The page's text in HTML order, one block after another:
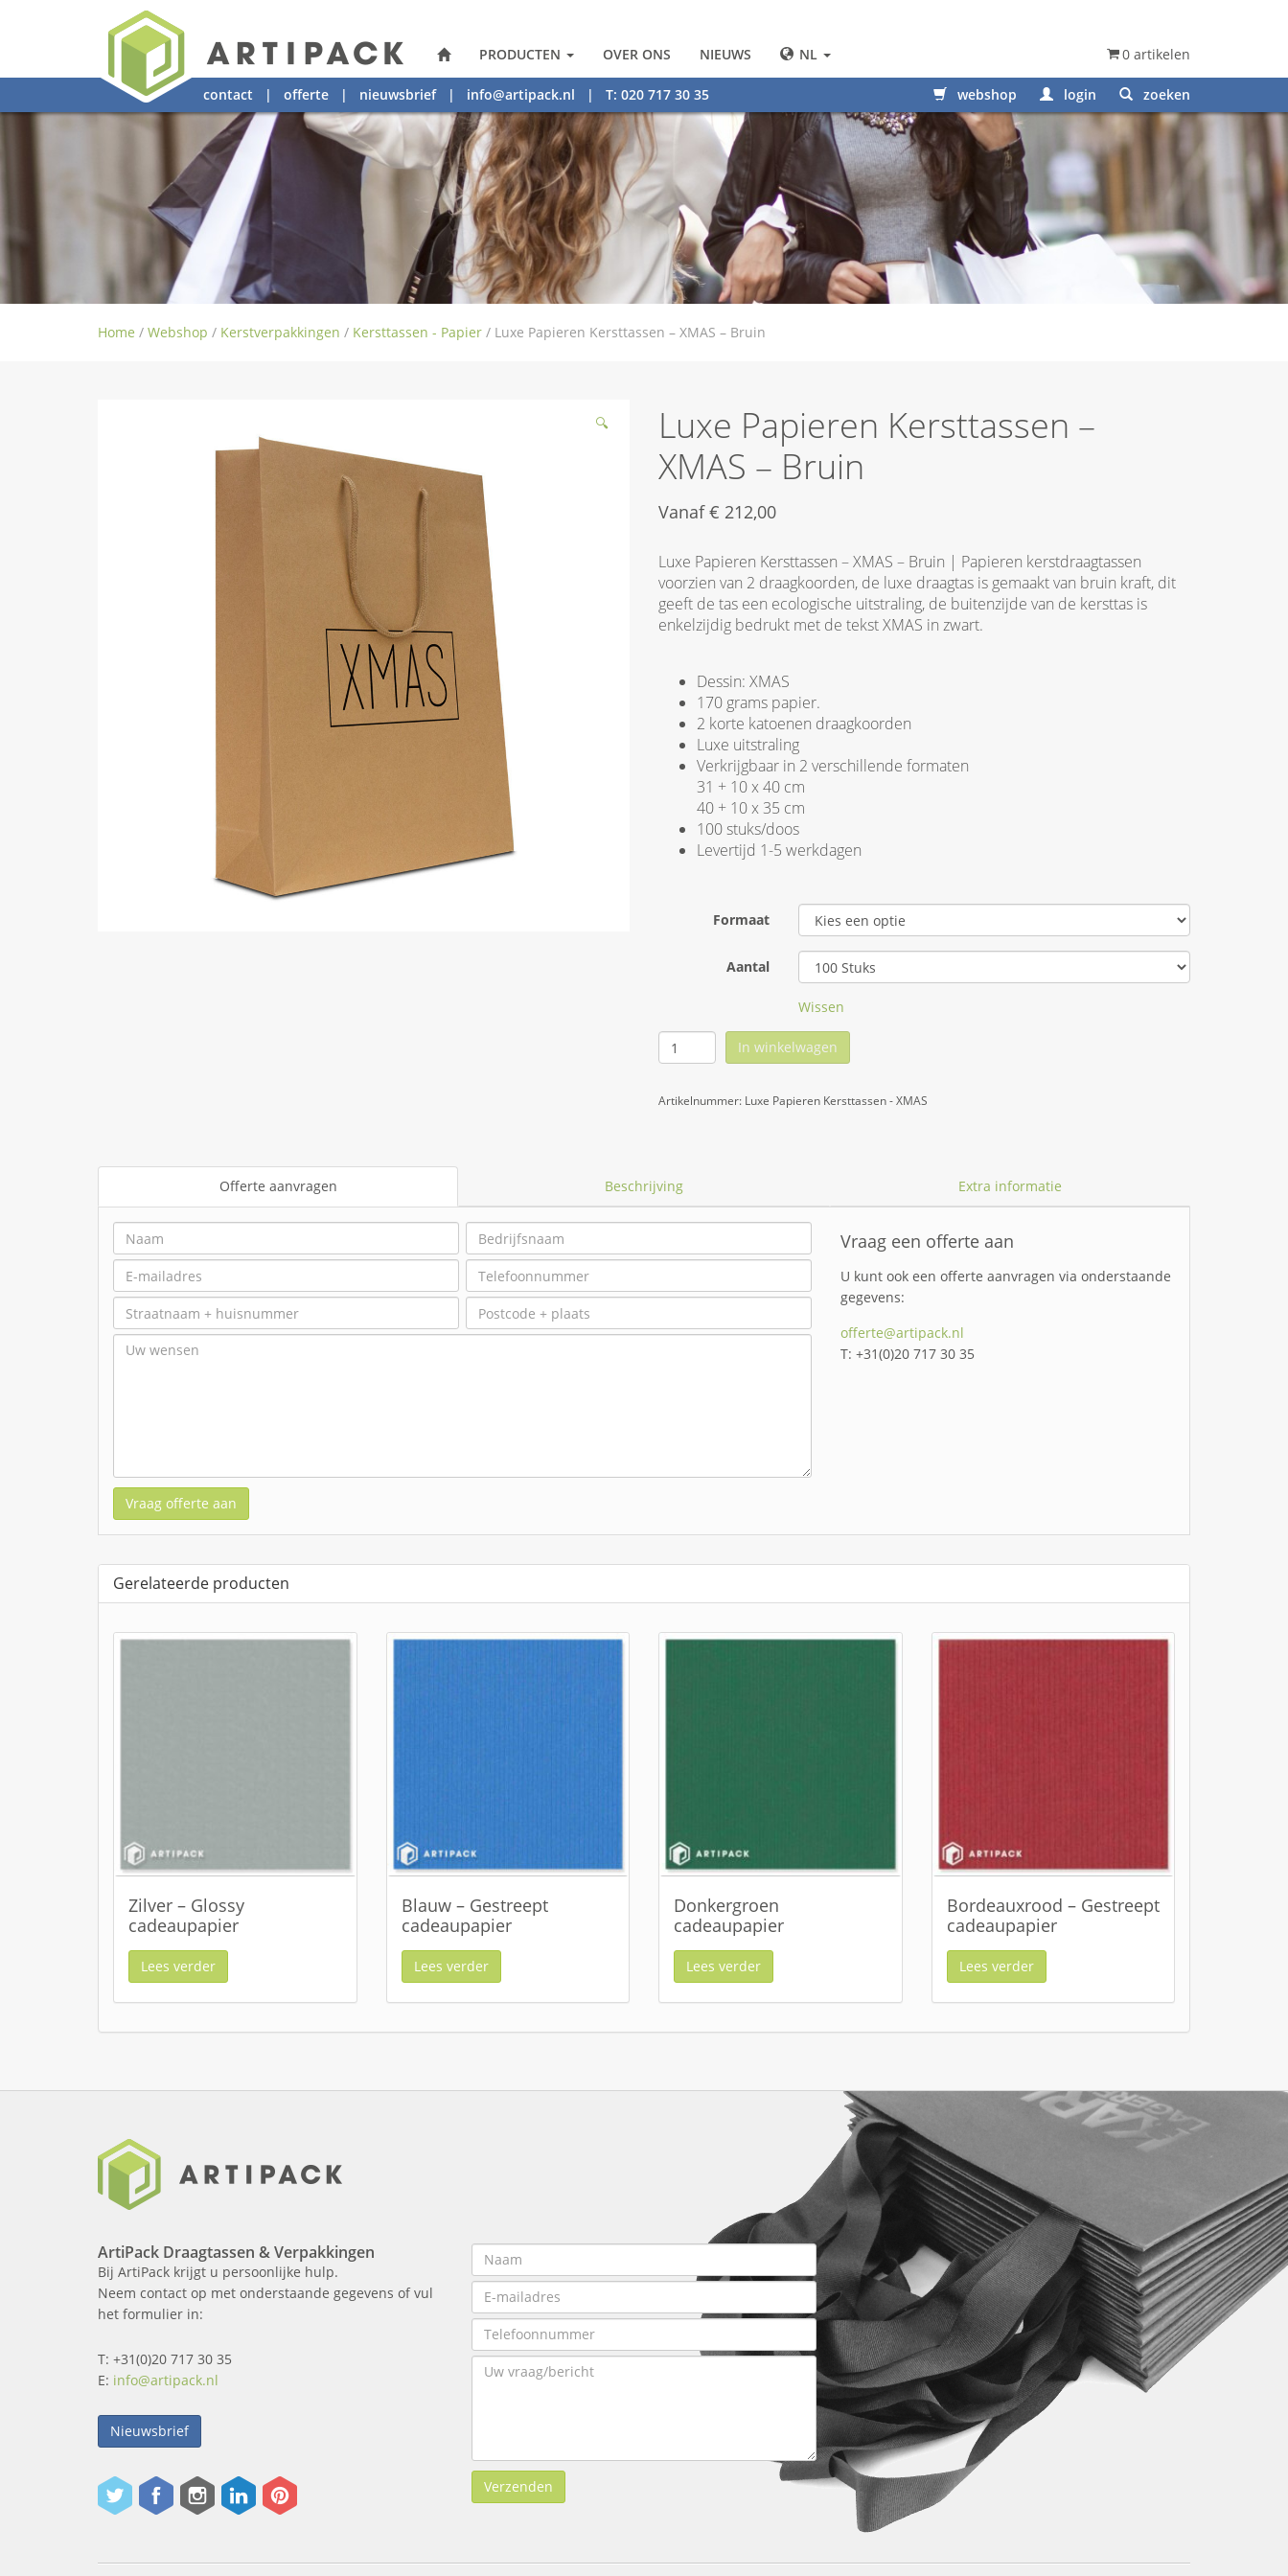
PRODUCTEN OVER ONS NIEUWS NL 0 artikelen
contact | offerte | nieuwsbrief| info@artipack.nl | T: 020 717 30 35 webshop login zoeken
Home / Webshop / Kerstverpakkingen / Kersttassen - Papier / Luxe Papieren Kersttassen – XMAS – Bruin
🔍
Luxe Papieren Kersttassen –
XMAS – Bruin
Vanaf€ 212,00
Luxe Papieren Kersttassen – XMAS – Bruin | Papieren kerstdraagtassen
voorzien van 2 draagkoorden, de luxe draagtas is gemaakt van bruin kraft, dit
geeft de tas een ecologische uitstraling, de buitenzijde van de kersttas is
enkelzijdig bedrukt met de tekst XMAS in zwart.
Dessin: XMAS
170 grams papier.
2 korte katoenen draagkoorden
Luxe uitstraling
Verkrijgbaar in 2 verschillende formaten
31 + 10 x 40 cm
40 + 10 x 35 cm
100 stuks/doos
Levertijd 1-5 werkdagen
Formaat
Aantal
Wissen
In winkelwagen
Artikelnummer: Luxe Papieren Kersttassen - XMAS
Offerte aanvragen Beschrijving Extra informatie
Vraag offerte aan
Vraag een offerte aan
U kunt ook een offerte aanvragen via onderstaande
gegevens:
offerte@artipack.nl
T: +31(0)20 717 30 35
Gerelateerde producten
Zilver – Glossy
cadeaupapier
Lees verder
Blauw – Gestreept
cadeaupapier
Lees verder
Donkergroen
cadeaupapier
Lees verder
Bordeauxrood – Gestreept
cadeaupapier
Lees verder
ArtiPack Draagtassen & Verpakkingen
Bij ArtiPack krijgt u persoonlijke hulp.
Neem contact op met onderstaande gegevens of vul
het formulier in:
T: +31(0)20 717 30 35
E: info@artipack.nl
Nieuwsbrief
Verzenden